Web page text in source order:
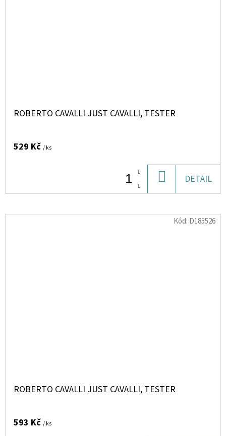
ROBERTO CAVALLI JUST CAVALLI, TESTER
529 Kč / ks
KOŠÍKU
DETAIL
ROBERTO CAVALLI JUST CAVALLI, TESTER
593 Kč / ks
Kód: D185526